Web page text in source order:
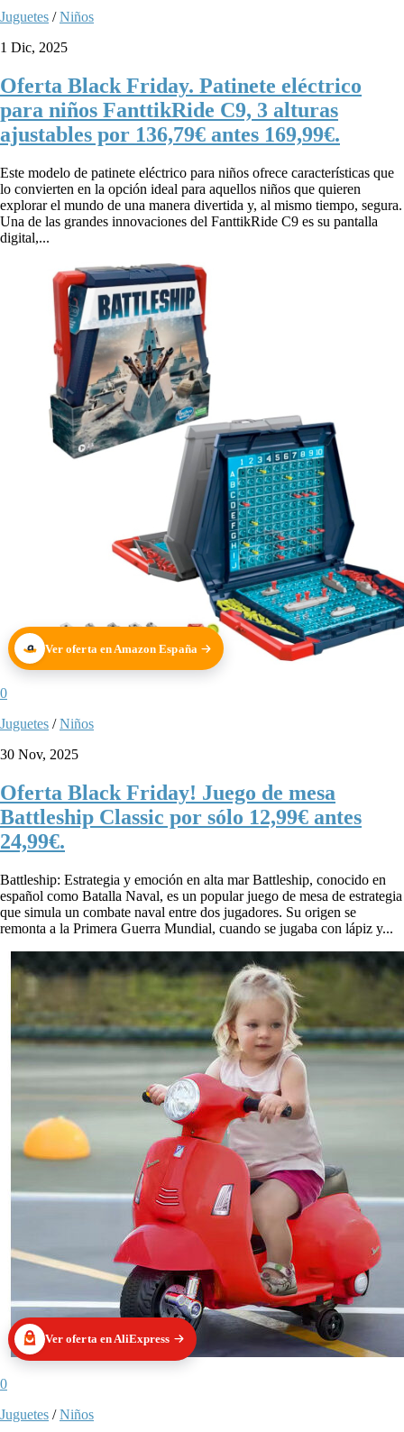
Juguetes /Niños
1 Dic, 2025
Oferta Black Friday. Patinete eléctrico
para niños FanttikRide C9, 3 alturas
ajustables por 136,79€ antes 169,99€.
Este modelo de patinete eléctrico para niños ofrece características que
lo convierten en la opción ideal para aquellos niños que quieren
explorar el mundo de una manera divertida y, al mismo tiempo, segura.
Una de las grandes innovaciones del FanttikRide C9 es su pantalla
digital,...
Ver oferta en Amazon España
0
Juguetes /Niños
30 Nov, 2025
Oferta Black Friday! Juego de mesa
Battleship Classic por sólo 12,99€ antes
24,99€.
Battleship: Estrategia y emoción en alta mar Battleship, conocido en
español como Batalla Naval, es un popular juego de mesa de estrategia
que simula un combate naval entre dos jugadores. Su origen se
remonta a la Primera Guerra Mundial, cuando se jugaba con lápiz y...
Ver oferta en AliExpress
0
Juguetes /Niños